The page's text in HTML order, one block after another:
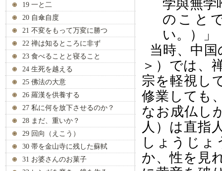
19 一と二
20 自傘自度
21 不変をもって万変に勝つ
22 禅は知るところに非ず
23 食べることと寝ること
24 生死を越える
25 佛法の大意
26 羅漢を供養する
27 私に何を放下させるのか？
28 まだ、重いか？
29 回向（えこう）
30 帯を金山寺に残した蘇軾
31 お婆さんのお菓子
学與無学
のこと
い。）
当時、中
＞）では、
宗を軽視し
修業しても
なお成仏し
人）は直指
しょうじょ
か、性を見